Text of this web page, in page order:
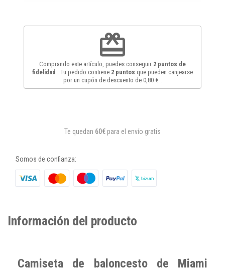
redeem
Comprando este artículo, puedes conseguir 2 puntos de
fidelidad
. Tu pedido contiene 2 puntos que pueden canjearse
por un cupón de descuento de 0,80 €
Te quedan 60€ para el envío gratis
Somos de confianza:
Información del producto
Camiseta de baloncesto de Miami